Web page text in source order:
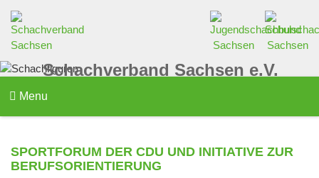
Schachverband Sachsen e.V.
Menu
SPORTFORUM DER CDU UND INITIATIVE ZUR
BERUFSORIENTIERUNG